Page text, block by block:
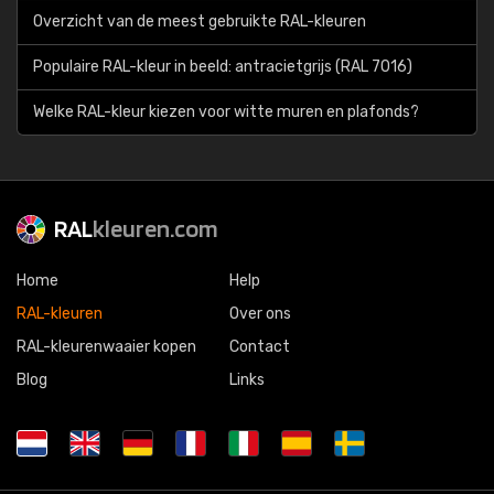
Overzicht van de meest gebruikte RAL-kleuren
Populaire RAL-kleur in beeld: antracietgrijs (RAL 7016)
Welke RAL-kleur kiezen voor witte muren en plafonds?
RALkleuren.com
Home
RAL-kleuren
RAL-kleurenwaaier kopen
Blog
Help
Over ons
Contact
Links